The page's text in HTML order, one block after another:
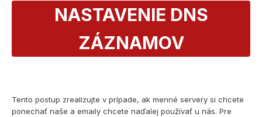
NASTAVENIE DNS
ZÁZNAMOV
Tento postup zrealizujte v prípade, ak menné servery si chcete
ponechať naše a emaily chcete naďalej používať u nás. Pre